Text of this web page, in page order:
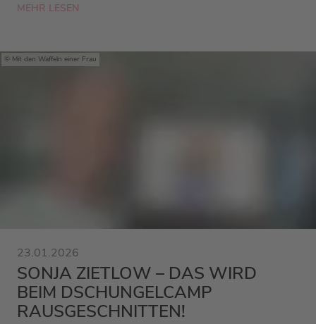
MEHR LESEN
Mit den Waffeln einer Frau
23.01.2026
SONJA ZIETLOW – DAS WIRD
BEIM DSCHUNGELCAMP
RAUSGESCHNITTEN!